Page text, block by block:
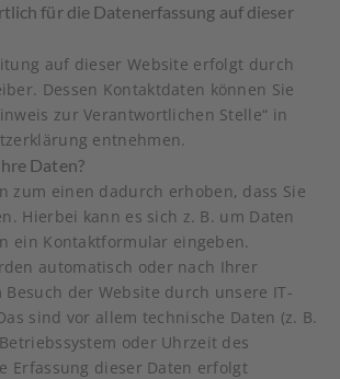
für die Datenerfassung auf dieser
auf dieser Website erfolgt durch
Dessen Kontaktdaten können Sie
zur Verantwortlichen Stelle“ in
entnehmen.
Daten?
zum einen dadurch erhoben, dass Sie
Hierbei kann es sich z. B. um Daten
ein Kontaktformular eingeben.
automatisch oder nach Ihrer
der Website durch unsere IT-
sind vor allem technische Daten (z. B.
oder Uhrzeit des
Erfassung dieser Daten erfolgt